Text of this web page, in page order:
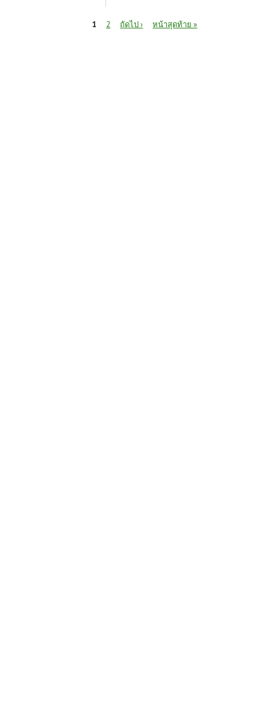
1 2 ถัดไป › หน้าสุดท้าย »